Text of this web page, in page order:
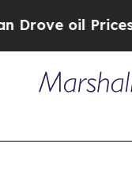
oil Prices